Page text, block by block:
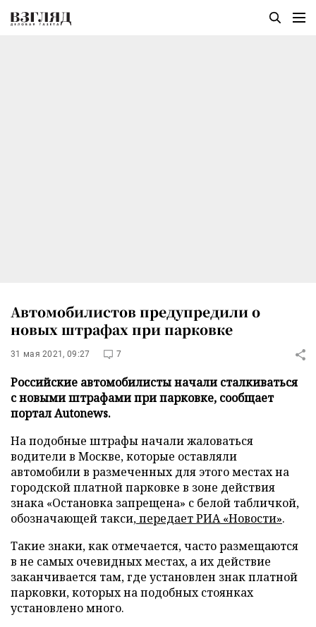
Автомобилистов предупредили о
новых штрафах при парковке
31 мая 2021, 09:27 7
Российские автомобилисты начали сталкиваться
с новыми штрафами при парковке, сообщает
портал Autonews.
На подобные штрафы начали жаловаться
водители в Москве, которые оставляли
автомобили в размеченных для этого местах на
городской платной парковке в зоне действия
знака «Остановка запрещена» с белой табличкой,
обозначающей такси,передаетРИА «Новости».
Такие знаки, как отмечается, часто размещаются
в не самых очевидных местах, а их действие
заканчивается там, где установлен знак платной
парковки, которых на подобных стоянках
установлено много.